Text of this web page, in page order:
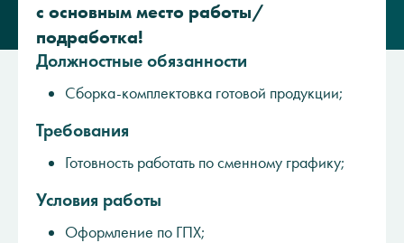
с основным место работы/
подработка!
Должностные обязанности
Сборка-комплектовка готовой продукции;
Требования
Готовность работать по сменному графику;
Условия работы
Оформление по ГПХ;